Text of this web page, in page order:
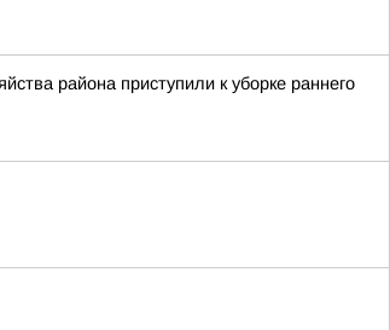
района приступили к уборке раннего